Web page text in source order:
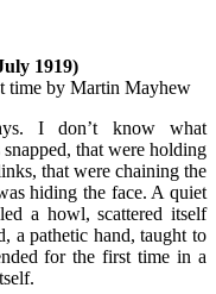
1919)
time by Martin Mayhew
I don’t know what
that were holding
that were chaining the
hiding the face. A quiet
a howl, scattered itself
a pathetic hand, taught to
for the first time in a